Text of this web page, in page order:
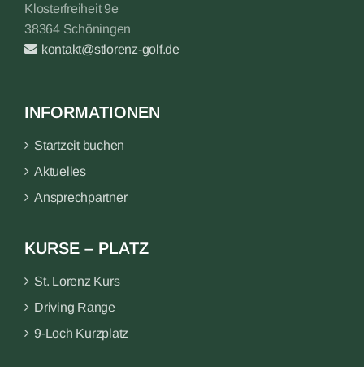
Klosterfreiheit 9e
38364 Schöningen
kontakt@stlorenz-golf.de
INFORMATIONEN
Startzeit buchen
Aktuelles
Ansprechpartner
KURSE – PLATZ
St. Lorenz Kurs
Driving Range
9-Loch Kurzplatz